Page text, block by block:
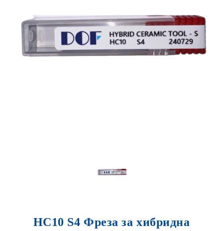
HC10 S4 Фреза за хибридна